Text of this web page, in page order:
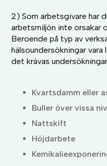
2) Som arbetsgivare har
arbetsmiljön inte orsakar
Beroende på typ av
hälsoundersökningar
det krävas
Kvartsdamm eller
Buller över vissa
Nattskift
Höjdarbete